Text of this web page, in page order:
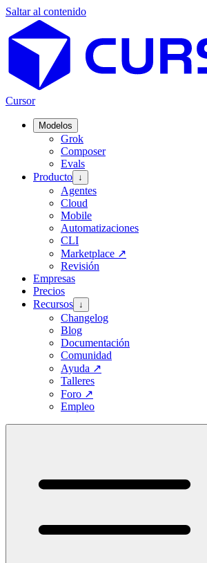
Saltar al contenido
Cursor
Modelos
Grok
Composer
Evals
Producto ↓
Agentes
Cloud
Mobile
Automatizaciones
CLI
Marketplace ↗
Revisión
Empresas
Precios
Recursos ↓
Changelog
Blog
Documentación
Comunidad
Ayuda ↗
Talleres
Foro ↗
Empleo